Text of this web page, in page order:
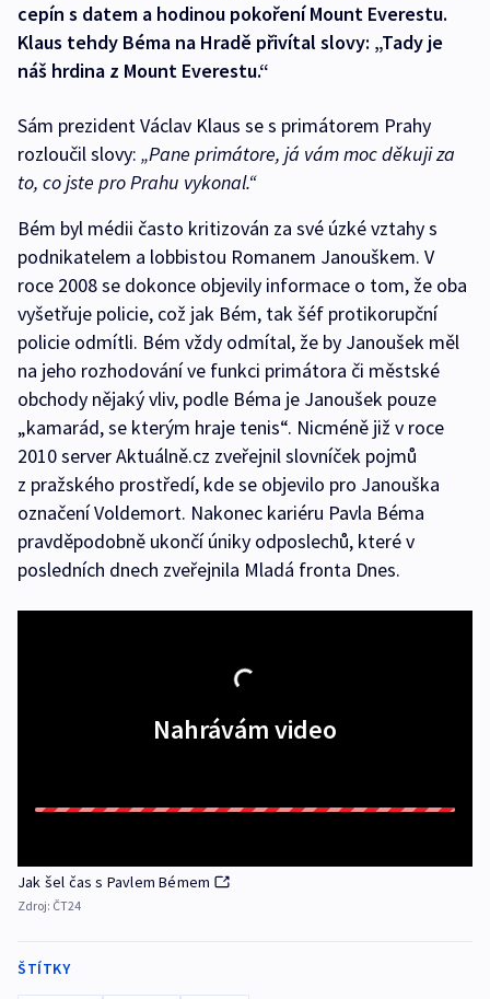
cepín s datem a hodinou pokoření Mount Everestu.
Klaus tehdy Béma na Hradě přivítal slovy: „Tady je
náš hrdina z Mount Everestu.“
Sám prezident Václav Klaus se s primátorem Prahy
rozloučil slovy: „Pane primátore, já vám moc děkuji za
to, co jste pro Prahu vykonal.“
Bém byl médii často kritizován za své úzké vztahy s
podnikatelem a lobbistou Romanem Janouškem. V
roce 2008 se dokonce objevily informace o tom, že oba
vyšetřuje policie, což jak Bém, tak šéf protikorupční
policie odmítli. Bém vždy odmítal, že by Janoušek měl
na jeho rozhodování ve funkci primátora či městské
obchody nějaký vliv, podle Béma je Janoušek pouze
„kamarád, se kterým hraje tenis“. Nicméně již v roce
2010 server Aktuálně.cz zveřejnil slovníček pojmů
z pražského prostředí, kde se objevilo pro Janouška
označení Voldemort. Nakonec kariéru Pavla Béma
pravděpodobně ukončí úniky odposlechů, které v
posledních dnech zveřejnila Mladá fronta Dnes.
Nahrávám video
Jak šel čas s Pavlem Bémem
Zdroj: ČT24
ŠTÍTKY